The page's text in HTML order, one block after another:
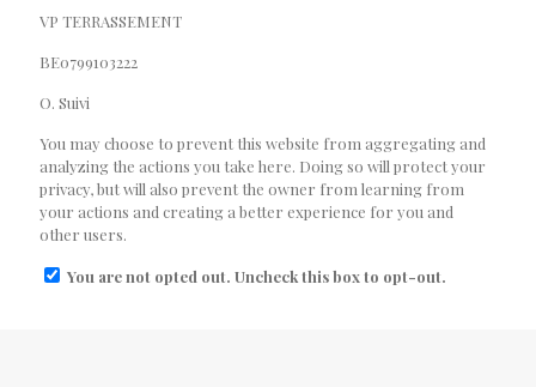
VP TERRASSEMENT
BE0799103222
O. Suivi
You may choose to prevent this website from aggregating and
analyzing the actions you take here. Doing so will protect your
privacy, but will also prevent the owner from learning from
your actions and creating a better experience for you and
other users.
You are not opted out. Uncheck this box to opt-out.